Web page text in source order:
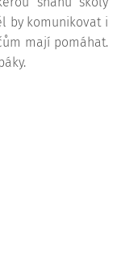
by komunikovat i
mají pomáhat.